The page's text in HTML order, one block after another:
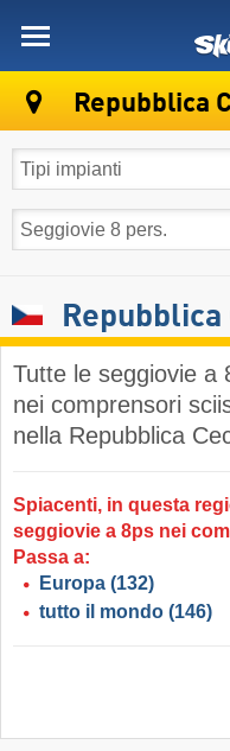
Repubblica
Tutte le seggiovie a
nei comprensori
nella Repubblica
Spiacenti, in questa
seggiovie a 8ps nei
Passa a:
Europa (132)
tutto il mondo (146)